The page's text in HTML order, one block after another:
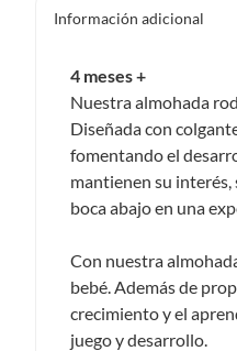
clientes cuentas con
De conformidad con lo
2439 de 2024, el
a partir de la recepción
esto es, en su caja
Tienes 30 días
Ten en cuenta que hay
personal, alimentos,
electrónicos,
Para conocer más
Información adicional
4 meses +
Nuestra almohada
Diseñada con
fomentando el
mantienen su
boca abajo en una
Con nuestra
bebé. Además de
crecimiento y el
juego y desarrollo.